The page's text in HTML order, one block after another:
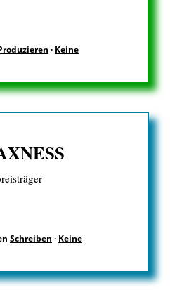
· Keine
Schreiben · Keine